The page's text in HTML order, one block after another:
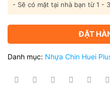
- Sẽ có mặt tại nhà bạn từ 1 -
ĐẶT
Danh mục: Nhựa Chin Huei